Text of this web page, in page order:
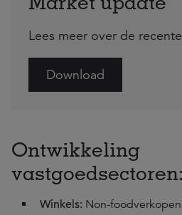
Lees meer over de
Download
Ontwikkeling
vastgoedsectoren:
Winkels: Non-